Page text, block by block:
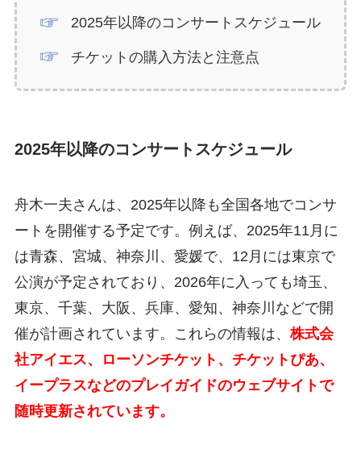
2025年以降のコンサートスケジュール
チケットの購入方法と注意点
2025年以降のコンサートスケジュール
舟木一夫さんは、2025年以降も全国各地でコンサ
ートを開催する予定です。例えば、2025年11月に
は青森、宮城、神奈川、愛媛で、12月には東京で
公演が予定されており、2026年に入っても埼玉、
東京、千葉、大阪、兵庫、愛知、神奈川などで開
催が計画されています。これらの情報は、株式会
社アイエス、ローソンチケット、チケットぴあ、
イープラスなどのプレイガイドのウェブサイトで
随時更新されています。